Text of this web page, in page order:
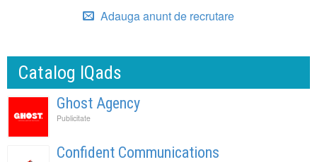
Adauga anunt de recrutare
Catalog IQads
Ghost Agency
Publicitate
Confident Communications